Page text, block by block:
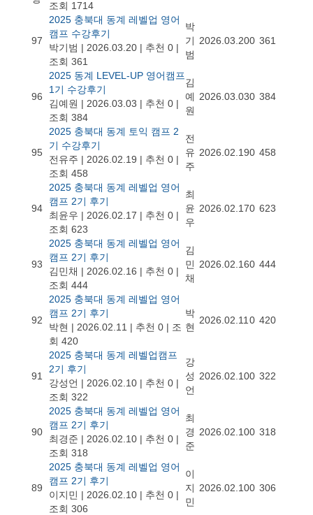
조회 1714
97
2025 충북대 동계 레벨업 영어
캠프 수강후기
박기범 | 2026.03.20 | 추천 0 |
조회 361
박
기
범
2026.03.200 361
96
2025 동계 LEVEL-UP 영어캠프
1기 수강후기
김예원 | 2026.03.03 | 추천 0 |
조회 384
김
예
원
2026.03.030 384
95
2025 충북대 동계 토익 캠프 2
기 수강후기
전유주 | 2026.02.19 | 추천 0 |
조회 458
전
유
주
2026.02.190 458
94
2025 충북대 동계 레벨업 영어
캠프 2기 후기
최윤우 | 2026.02.17 | 추천 0 |
조회 623
최
윤
우
2026.02.170 623
93
2025 충북대 동계 레벨업 영어
캠프 2기 후기
김민채 | 2026.02.16 | 추천 0 |
조회 444
김
민
채
2026.02.160 444
92
2025 충북대 동계 레벨업 영어
캠프 2기 후기
박현 | 2026.02.11 | 추천 0 | 조
회 420
박
현
2026.02.11 0 420
91
2025 충북대 동계 레벨업캠프
2기 후기
강성언 | 2026.02.10 | 추천 0 |
조회 322
강
성
언
2026.02.100 322
90
2025 충북대 동계 레벨업 영어
캠프 2기 후기
최경준 | 2026.02.10 | 추천 0 |
조회 318
최
경
준
2026.02.100 318
89
2025 충북대 동계 레벨업 영어
캠프 2기 후기
이지민 | 2026.02.10 | 추천 0 |
조회 306
이
지
민
2026.02.100 306